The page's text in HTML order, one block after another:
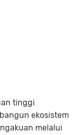
tinggi
ekosistem
melalui